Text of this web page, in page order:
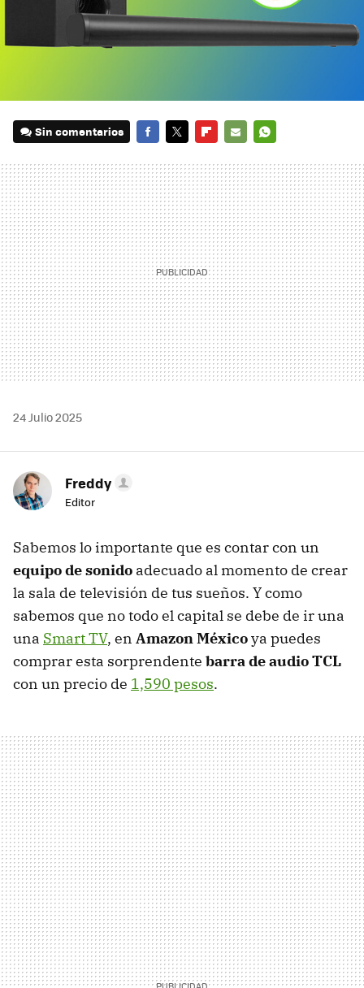
Sin comentarios
MAIL
24 Julio 2025
Freddy
Editor
Sabemos lo importante que es contar con un
equipo de sonido adecuado al momento de crear
la sala de televisión de tus sueños. Y como
sabemos que no todo el capital se debe de ir una
una Smart TV, en Amazon Méxicoya puedes
comprar esta sorprendente barra de audio TCL
con un precio de 1,590 pesos.